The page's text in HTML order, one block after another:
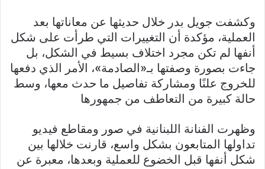
وكشفت جويل بدر خلال حديثها عن معاناتها بعد
العملية، مؤكدة أن التغييرات التي طرأت على شكل
أنفها لم تكن مجرد اختلاف بسيط في الشكل، بل
جاءت بصورة وصفتها بـ«الصادمة»، الأمر الذي دفعها
للخروج علنًا ومشاركة تفاصيل ما حدث معها، وسط
حالة كبيرة من التعاطف من جمهورها
وظهرت الفنانة اللبنانية في صور ومقاطع فيديو
تداولها المتابعون بشكل واسع، قارنت خلالها بين
شكل أنفها قبل الخضوع للعملية وبعدها، معبرة عن